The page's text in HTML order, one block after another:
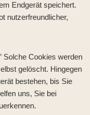
Endgerät speichert.
nutzerfreundlicher,
Solche Cookies werden
gelöscht. Hingegen
bestehen, bis Sie
uns, Sie bei